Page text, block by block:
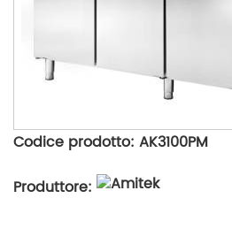
Codice prodotto: AK3100PM
Produttore: